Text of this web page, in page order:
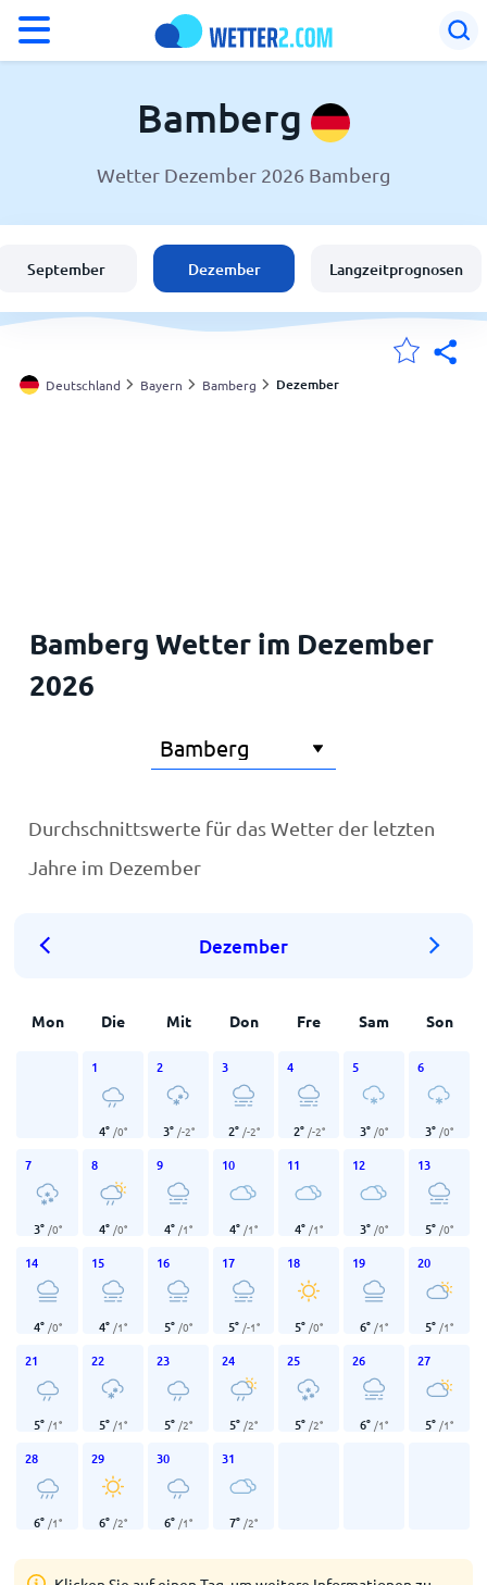
Wetter in Bamberg
Schweiz
Österreich
Bamberg
Wetter Dezember 2026 Bamberg
September Dezember Langzeitprognosen
Deutschland Bayern Bamberg Dezember
Bamberg Wetter im Dezember
2026
Durchschnittswerte für das Wetter der letzten
Jahre im Dezember
Dezember
Mon Die Mit Don Fre Sam Son
1
4° /0°
2
3° /-2°
3
2° /-2°
4
2° /-2°
5
3° /0°
6
3° /0°
7
3° /0°
8
4° /0°
9
4° /1°
10
4° /1°
11
4° /1°
12
3° /0°
13
5° /0°
14
4° /0°
15
4° /1°
16
5° /0°
17
5° /-1°
18
5° /0°
19
6° /1°
20
5° /1°
21
5° /1°
22
5° /1°
23
5° /2°
24
5° /2°
25
5° /2°
26
6° /1°
27
5° /1°
28
6° /1°
29
6° /2°
30
6° /1°
31
7° /2°